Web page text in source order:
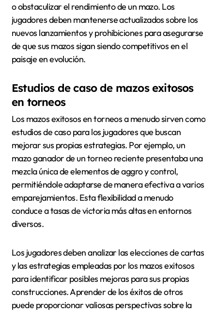
o obstaculizar el rendimiento de un mazo. Los
jugadores deben mantenerse actualizados sobre los
nuevos lanzamientos y prohibiciones para asegurarse
de que sus mazos sigan siendo competitivos en el
paisaje en evolución.
Estudios de caso de mazos exitosos
en torneos
Los mazos exitosos en torneos a menudo sirven como
estudios de caso para los jugadores que buscan
mejorar sus propias estrategias. Por ejemplo, un
mazo ganador de un torneo reciente presentaba una
mezcla única de elementos de aggro y control,
permitiéndole adaptarse de manera efectiva a varios
emparejamientos. Esta flexibilidad a menudo
conduce a tasas de victoria más altas en entornos
diversos.
Los jugadores deben analizar las elecciones de cartas
y las estrategias empleadas por los mazos exitosos
para identificar posibles mejoras para sus propias
construcciones. Aprender de los éxitos de otros
puede proporcionar valiosas perspectivas sobre la